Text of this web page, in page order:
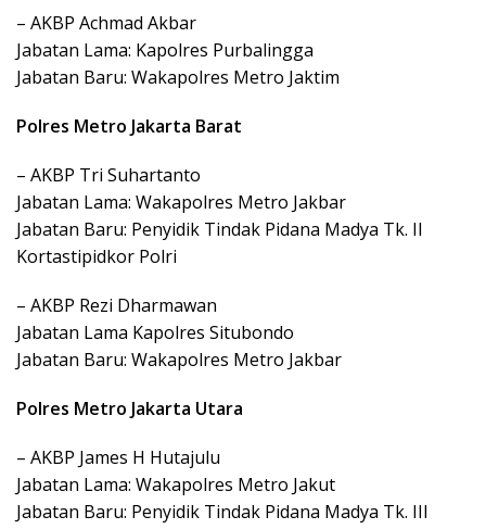
– AKBP Achmad Akbar
Jabatan Lama: Kapolres Purbalingga
Jabatan Baru: Wakapolres Metro Jaktim
Polres Metro Jakarta Barat
– AKBP Tri Suhartanto
Jabatan Lama: Wakapolres Metro Jakbar
Jabatan Baru: Penyidik Tindak Pidana Madya Tk. II
Kortastipidkor Polri
– AKBP Rezi Dharmawan
Jabatan Lama Kapolres Situbondo
Jabatan Baru: Wakapolres Metro Jakbar
Polres Metro Jakarta Utara
– AKBP James H Hutajulu
Jabatan Lama: Wakapolres Metro Jakut
Jabatan Baru: Penyidik Tindak Pidana Madya Tk. III